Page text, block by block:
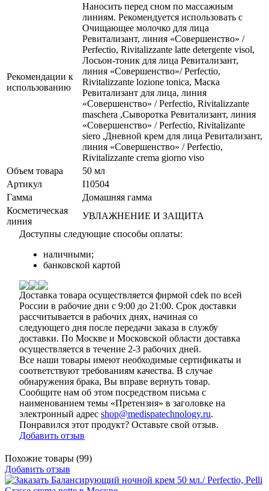
Рекомендации к
использованию
Наносить перед сном по массажным
линиям. Рекомендуется использовать с
Очищающее молочко для лица
Ревитализант, линия «Совершенство» /
Perfectio, Rivitalizzante latte detergente visol,
Лосьон-тоник для лица Ревитализант,
линия «Совершенство»/ Perfectio,
Rivitalizzante lozione tonica, Маска
Ревитализант для лица, линия
«Совершенство» / Perfectio, Rivitalizzante
maschera ,Сыворотка Ревитализант, линия
«Совершенство» / Perfectio, Rivitalizante
siero ,Дневной крем для лица Ревитализант,
линия «Совершенство» / Perfectio,
Rivitalizzante crema giorno viso
Объем товара
50 мл
Артикул
I10504
Гамма
Домашняя гамма
Косметическая
линия
УВЛАЖНЕНИЕ И ЗАЩИТА
Доступны следующие способы оплаты:
наличными;
банковской картой
Доставка товара осуществляется фирмой cdek по всей
России в рабочие дни с 9:00 до 21:00. Срок доставки
рассчитывается в рабочих днях, начиная со
следующего дня после передачи заказа в службу
доставки. По Москве и Московской области доставка
осуществляется в течение 2-3 рабочих дней.
Все наши товары имеют необходимые сертификаты и
соответствуют требованиям качества. В случае
обнаружения брака, Вы вправе вернуть товар.
Сообщите нам об этом посредством письма с
наименованием темы «Претензия» в заголовке на
электронный адрес shop@medispatechnology.ru.
Понравился этот продукт? Оставьте свой отзыв.
Добавить отзыв
Похожие товары (99)
Добавить отзыв